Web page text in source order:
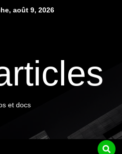
août 9, 2026
et docs